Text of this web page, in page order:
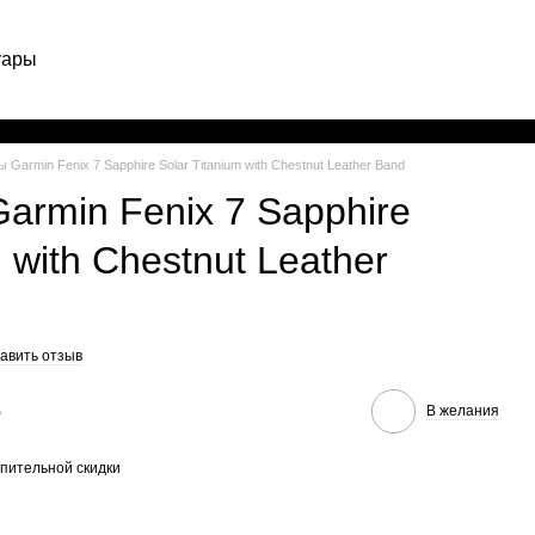
Garmin Fenix 7 Sapphire Solar Titanium with Chestnut Leather Band
Fenix 7 Sapphire
with Chestnut Leather
отзыв
В желания
скидки